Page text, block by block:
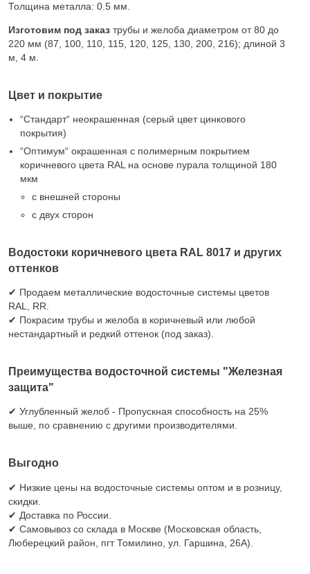
Толщина металла: 0.5 мм.
Изготовим под заказ трубы и желоба диаметром от 80 до
220 мм (87, 100, 110, 115, 120, 125, 130, 200, 216); длиной 3
м, 4 м.
Цвет и покрытие
“Стандарт“ неокрашенная (серый цвет цинкового
покрытия)
“Оптимум“ окрашенная с полимерным покрытием
коричневого цвета RAL на основе пурала толщиной 180
мкм
с внешней стороны
с двух сторон
Водостоки коричневого цвета RAL 8017 и других
оттенков
✔ Продаем металлические водосточные системы цветов
RAL, RR.
✔ Покрасим трубы и желоба в коричневый или любой
нестандартный и редкий оттенок (под заказ).
Преимущества водосточной системы "Железная
защита"
✔ Углубленный желоб - Пропускная способность на 25%
выше, по сравнению с другими производителями.
Выгодно
✔ Низкие цены на водосточные системы оптом и в розницу,
скидки.
✔ Доставка по России.
✔ Самовывоз со склада в Москве (Московская область,
Люберецкий район, пгт Томилино, ул. Гаршина, 26А).